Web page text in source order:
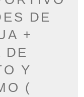
DE
+
DE
Y
(